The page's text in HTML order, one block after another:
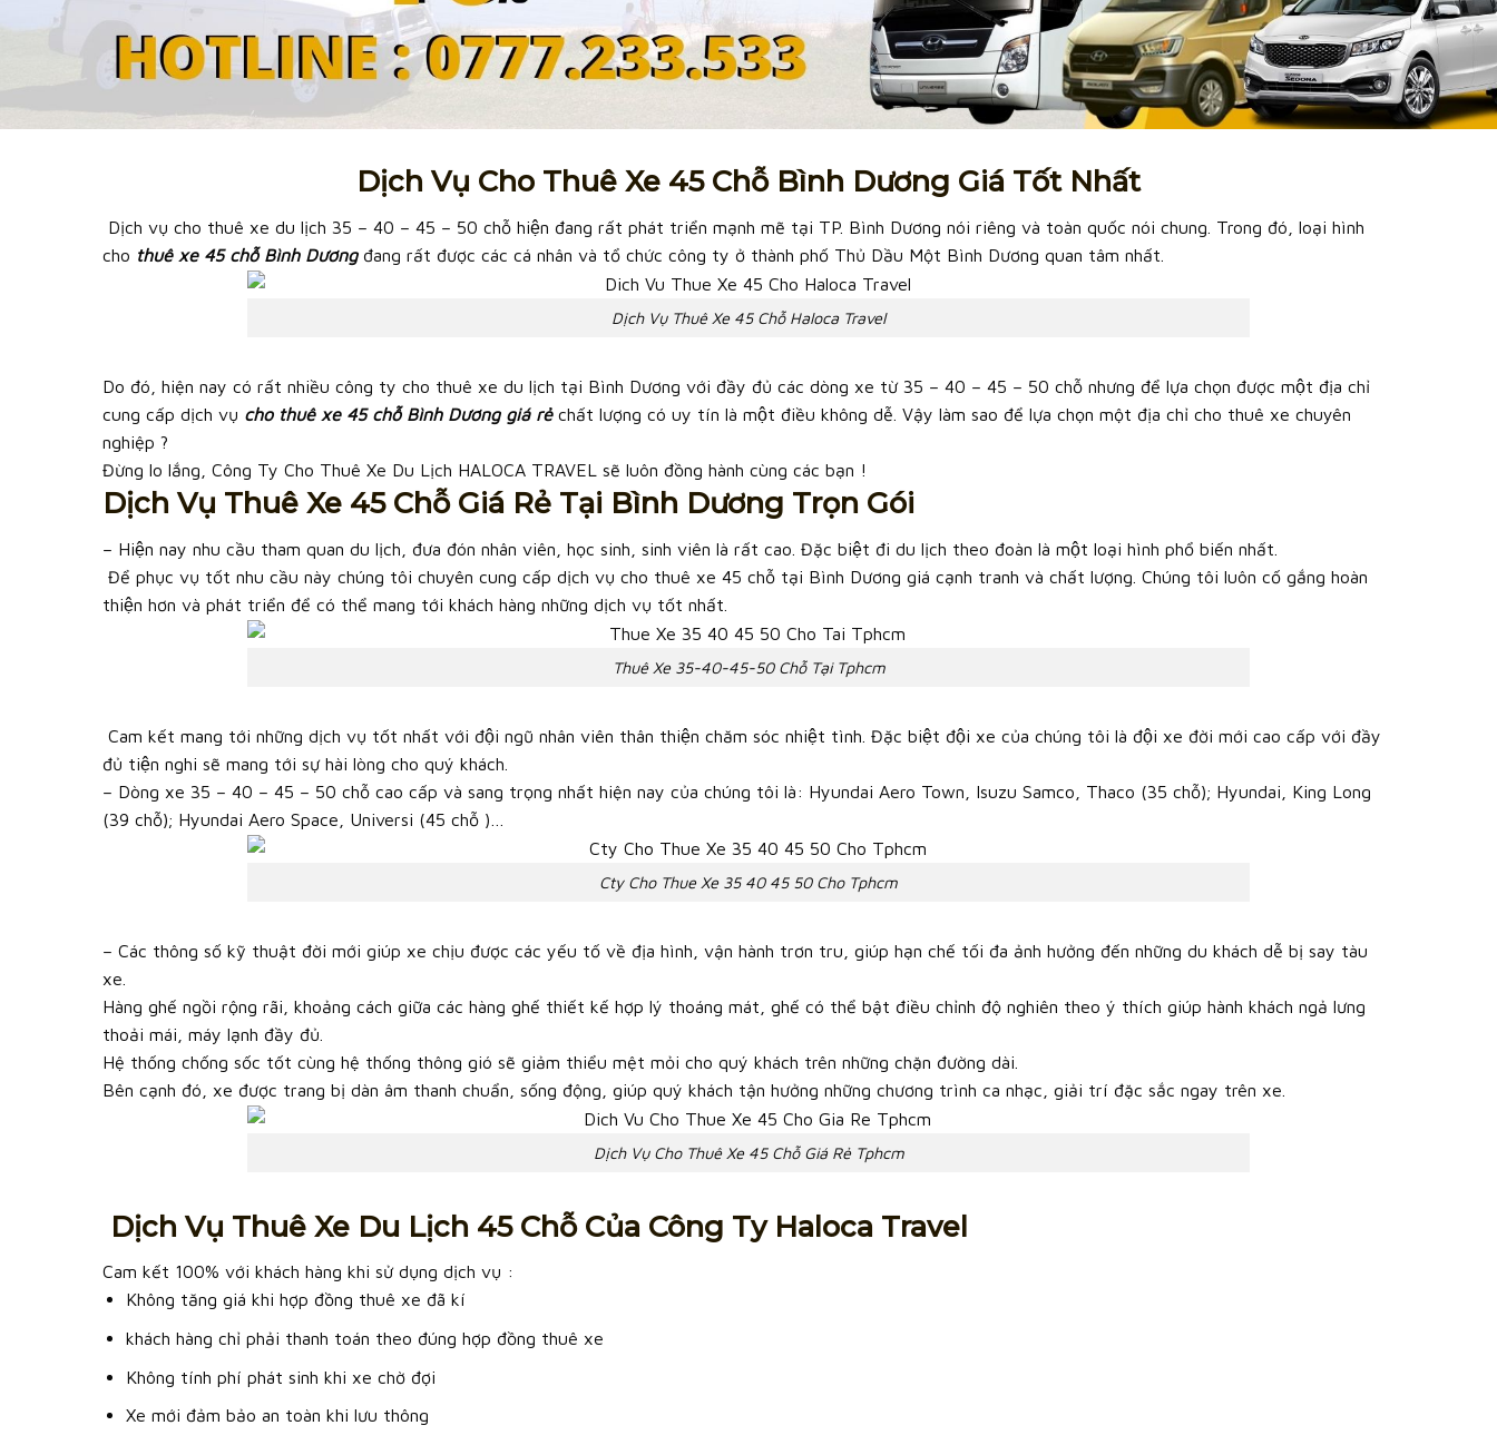
Dịch Vụ Cho Thuê Xe 45 Chỗ Bình Dương Giá Tốt Nhất
Dịch vụ cho thuê xe du lịch 35 – 40 – 45 – 50 chỗ hiện đang rất phát triển mạnh mẽ tại TP. Bình Dương nói riêng và toàn quốc nói chung. Trong đó, loại hình
cho thuê xe 45 chỗ Bình Dương đang rất được các cá nhân và tổ chức công ty ở thành phố Thủ Dầu Một Bình Dương quan tâm nhất.
Dịch Vụ Thuê Xe 45 Chỗ Haloca Travel
Do đó, hiện nay có rất nhiều công ty cho thuê xe du lịch tại Bình Dương với đầy đủ các dòng xe từ 35 – 40 – 45 – 50 chỗ nhưng để lựa chọn được một địa chỉ
cung cấp dịch vụ cho thuê xe 45 chỗ Bình Dương giá rẻchất lượng có uy tín là một điều không dễ. Vậy làm sao để lựa chọn một địa chỉ cho thuê xe chuyên
nghiệp ?
Đừng lo lắng, Công Ty Cho Thuê Xe Du Lịch HALOCA TRAVEL sẽ luôn đồng hành cùng các bạn !
Dịch Vụ Thuê Xe 45 Chỗ Giá Rẻ Tại Bình Dương Trọn Gói
– Hiện nay nhu cầu tham quan du lịch, đưa đón nhân viên, học sinh, sinh viên là rất cao. Đặc biệt đi du lịch theo đoàn là một loại hình phổ biến nhất.
Để phục vụ tốt nhu cầu này chúng tôi chuyên cung cấp dịch vụ cho thuê xe 45 chỗ tại Bình Dương giá cạnh tranh và chất lượng. Chúng tôi luôn cố gắng hoàn
thiện hơn và phát triển để có thể mang tới khách hàng những dịch vụ tốt nhất.
Thuê Xe 35-40-45-50 Chỗ Tại Tphcm
Cam kết mang tới những dịch vụ tốt nhất với đội ngũ nhân viên thân thiện chăm sóc nhiệt tình. Đặc biệt đội xe của chúng tôi là đội xe đời mới cao cấp với đầy
đủ tiện nghi sẽ mang tới sự hài lòng cho quý khách.
– Dòng xe 35 – 40 – 45 – 50 chỗ cao cấp và sang trọng nhất hiện nay của chúng tôi là: Hyundai Aero Town, Isuzu Samco, Thaco (35 chỗ); Hyundai, King Long
(39 chỗ); Hyundai Aero Space, Universi (45 chỗ )…
Cty Cho Thue Xe 35 40 45 50 Cho Tphcm
– Các thông số kỹ thuật đời mới giúp xe chịu được các yếu tố về địa hình, vận hành trơn tru, giúp hạn chế tối đa ảnh hưởng đến những du khách dễ bị say tàu
xe.
Hàng ghế ngồi rộng rãi, khoảng cách giữa các hàng ghế thiết kế hợp lý thoáng mát, ghế có thể bật điều chỉnh độ nghiên theo ý thích giúp hành khách ngả lưng
thoải mái, máy lạnh đầy đủ.
Hệ thống chống sốc tốt cùng hệ thống thông gió sẽ giảm thiểu mệt mỏi cho quý khách trên những chặn đường dài.
Bên cạnh đó, xe được trang bị dàn âm thanh chuẩn, sống động, giúp quý khách tận hưởng những chương trình ca nhạc, giải trí đặc sắc ngay trên xe.
Dịch Vụ Cho Thuê Xe 45 Chỗ Giá Rẻ Tphcm
Dịch Vụ Thuê Xe Du Lịch 45 Chỗ Của Công Ty Haloca Travel
Cam kết 100% với khách hàng khi sử dụng dịch vụ :
Không tăng giá khi hợp đồng thuê xe đã kí
khách hàng chỉ phải thanh toán theo đúng hợp đồng thuê xe
Không tính phí phát sinh khi xe chờ đợi
Xe mới đảm bảo an toàn khi lưu thông